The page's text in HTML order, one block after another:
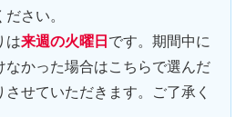
さい。
は来週の火曜日 です。期間中に
なかった場合はこちらで選んだ
させていただきます。ご了承く